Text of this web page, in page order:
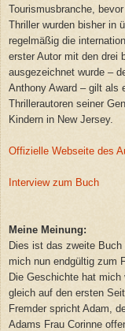
Tourismusbranche,
Thriller wurden bisher in
regelmäßig die
erster Autor mit den drei
ausgezeichnet wurde –
Anthony Award – gilt als
Thrillerautoren seiner
Kindern in New Jersey.
Offizielle Webseite des
Interview zum Buch
Meine Meinung:
Dies ist das zweite
mich nun endgültig zum
Die Geschichte hat mich
gleich auf den ersten
Fremder spricht Adam,
Adams Frau Corinne